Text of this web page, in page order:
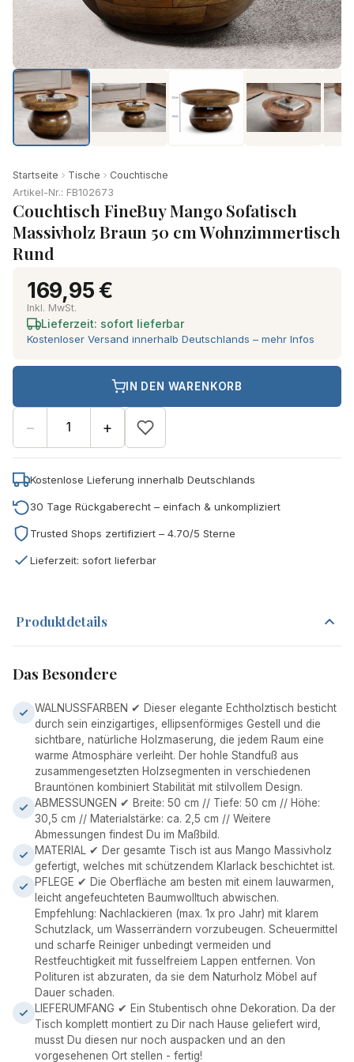
Startseite Tische
Couchtische
Artikel-Nr.: FB102673
Couchtisch FineBuy Mango Sofatisch
Massivholz Braun 50 cm Wohnzimmertisch
Rund
169,95 €
Inkl. MwSt.
Lieferzeit: sofort lieferbar
Kostenloser Versand innerhalb Deutschlands – mehr Infos
− +
IN DEN WARENKORB
Kostenlose Lieferung innerhalb Deutschlands
30 Tage Rückgaberecht – einfach & unkompliziert
Trusted Shops zertifiziert – 4.70/5 Sterne
Lieferzeit: sofort lieferbar
Produktdetails
Das Besondere
WALNUSSFARBEN ✔ Dieser elegante Echtholztisch besticht
durch sein einzigartiges, ellipsenförmiges Gestell und die
sichtbare, natürliche Holzmaserung, die jedem Raum eine
warme Atmosphäre verleiht. Der hohle Standfuß aus
zusammengesetzten Holzsegmenten in verschiedenen
Brauntönen kombiniert Stabilität mit stilvollem Design.
ABMESSUNGEN ✔ Breite: 50 cm // Tiefe: 50 cm // Höhe:
30,5 cm // Materialstärke: ca. 2,5 cm // Weitere
Abmessungen findest Du im Maßbild.
MATERIAL ✔ Der gesamte Tisch ist aus Mango Massivholz
gefertigt, welches mit schützendem Klarlack beschichtet ist.
PFLEGE ✔ Die Oberfläche am besten mit einem lauwarmen,
leicht angefeuchteten Baumwolltuch abwischen.
Empfehlung: Nachlackieren (max. 1x pro Jahr) mit klarem
Schutzlack, um Wasserrändern vorzubeugen. Scheuermittel
und scharfe Reiniger unbedingt vermeiden und
Restfeuchtigkeit mit fusselfreiem Lappen entfernen. Von
Polituren ist abzuraten, da sie dem Naturholz Möbel auf
Dauer schaden.
LIEFERUMFANG ✔ Ein Stubentisch ohne Dekoration. Da der
Tisch komplett montiert zu Dir nach Hause geliefert wird,
musst Du diesen nur noch auspacken und an den
vorgesehenen Ort stellen - fertig!